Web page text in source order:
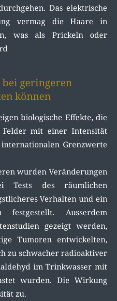
Das elektrische
vermag die Haare in
was als Prickeln oder
geringeren
können
biologische Effekte, die
mit einer Intensität
Grenzwerte
wurden Veränderungen
des räumlichen
Verhalten und ein
festgestellt. Ausserdem
gezeigt werden,
Tumoren entwickelten,
zu schwacher radioaktiver
im Trinkwasser mit
wurden. Die Wirkung
zu.